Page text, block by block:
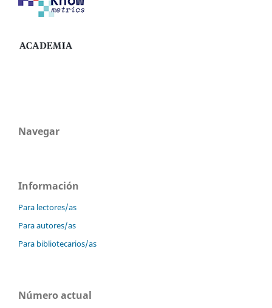
Navegar
Información
Para lectores/as
Para autores/as
Para bibliotecarios/as
Número actual